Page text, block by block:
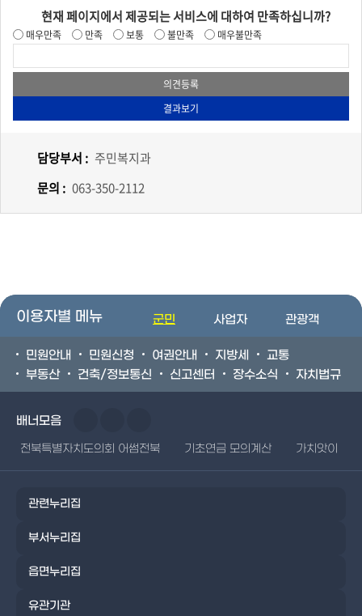
현재 페이지에서 제공되는 서비스에 대하여 만족하십니까?
매우만족 만족 보통 불만족 매우불만족
담당부서 : 주민복지과
문의 : 063-350-2112
이용자별 메뉴 군민 사업자 관광객
민원안내 민원신청 여권안내 지방세
교통
부동산
건축/정보통신 신고센터 장수소식 자치법규
배너모음
전북특별자치도의회 어썸전북 기초연금 모의계산 가치앗이
관련누리집
부서누리집
읍면누리집
유관기관